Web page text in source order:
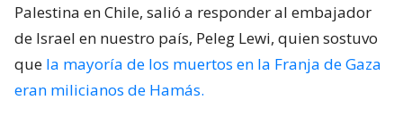
Palestina en Chile, salió a responder al embajador
de Israel en nuestro país, Peleg Lewi, quien sostuvo
que la mayoría de los muertos en la Franja de Gaza
eran milicianos de Hamás.